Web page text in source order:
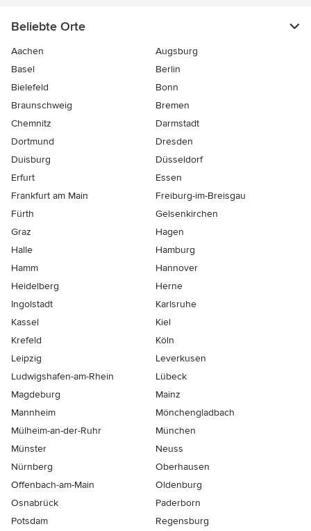
Beliebte Orte
Aachen
Augsburg
Basel
Berlin
Bielefeld
Bonn
Braunschweig
Bremen
Chemnitz
Darmstadt
Dortmund
Dresden
Duisburg
Düsseldorf
Erfurt
Essen
Frankfurt am Main
Freiburg-im-Breisgau
Fürth
Gelsenkirchen
Graz
Hagen
Halle
Hamburg
Hamm
Hannover
Heidelberg
Herne
Ingolstadt
Karlsruhe
Kassel
Kiel
Krefeld
Köln
Leipzig
Leverkusen
Ludwigshafen-am-Rhein
Lübeck
Magdeburg
Mainz
Mannheim
Mönchen­gladbach
Mülheim-an-der-Ruhr
München
Münster
Neuss
Nürnberg
Oberhausen
Offenbach-am-Main
Oldenburg
Osnabrück
Paderborn
Potsdam
Regensburg